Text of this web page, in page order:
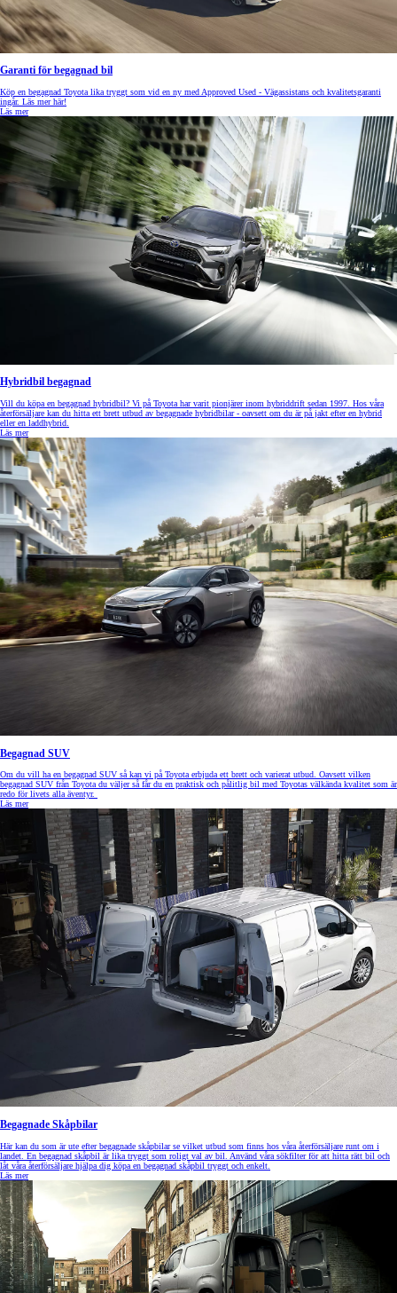
Garanti för begagnad bil
Köp en begagnad Toyota lika tryggt som vid en ny med Approved Used - Vägassistans och kvalitetsgaranti
ingår. Läs mer här!
Läs mer
Hybridbil begagnad
Vill du köpa en begagnad hybridbil? Vi på Toyota har varit pionjärer inom hybriddrift sedan 1997. Hos våra
återförsäljare kan du hitta ett brett utbud av begagnade hybridbilar - oavsett om du är på jakt efter en hybrid
eller en laddhybrid.
Läs mer
Begagnad SUV
Om du vill ha en begagnad SUV så kan vi på Toyota erbjuda ett brett och varierat utbud. Oavsett vilken
begagnad SUV från Toyota du väljer så får du en praktisk och pålitlig bil med Toyotas välkända kvalitet som är
redo för livets alla äventyr.
Läs mer
Begagnade Skåpbilar
Här kan du som är ute efter begagnade skåpbilar se vilket utbud som finns hos våra återförsäljare runt om i
landet. En begagnad skåpbil är lika tryggt som roligt val av bil. Använd våra sökfilter för att hitta rätt bil och
låt våra återförsäljare hjälpa dig köpa en begagnad skåpbil tryggt och enkelt.
Läs mer